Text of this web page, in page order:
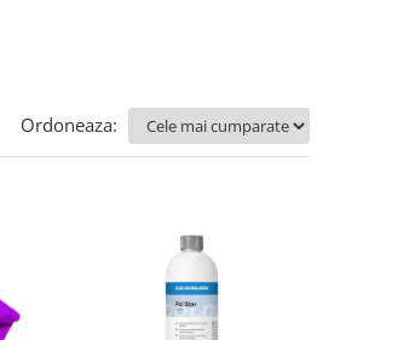
Ordoneaza: